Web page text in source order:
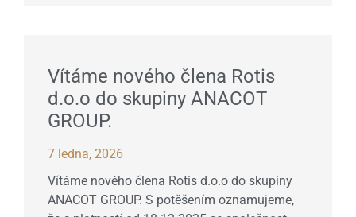
Vítáme nového člena Rotis
d.o.o do skupiny ANACOT
GROUP.
7 ledna, 2026
Vítáme nového člena Rotis d.o.o do skupiny
ANACOT GROUP. S potěšením oznamujeme,